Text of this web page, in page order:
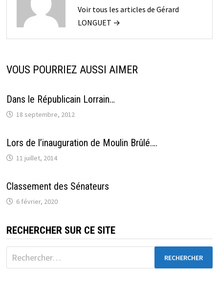
Voir tous les articles de Gérard
LONGUET →
VOUS POURRIEZ AUSSI AIMER
Dans le Républicain Lorrain…
18 septembre, 2012
Lors de l’inauguration de Moulin Brûlé….
11 juillet, 2014
Classement des Sénateurs
6 février, 2020
RECHERCHER SUR CE SITE
Rechercher :